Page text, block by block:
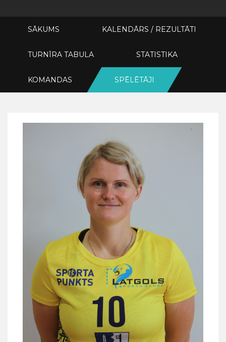
SĀKUMS KALENDĀRS / REZULTĀTI
TURNĪRA TABULA STATISTIKA
KOMANDAS SPĒLĒTĀJI